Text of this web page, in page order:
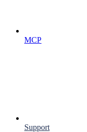
MCP
Support